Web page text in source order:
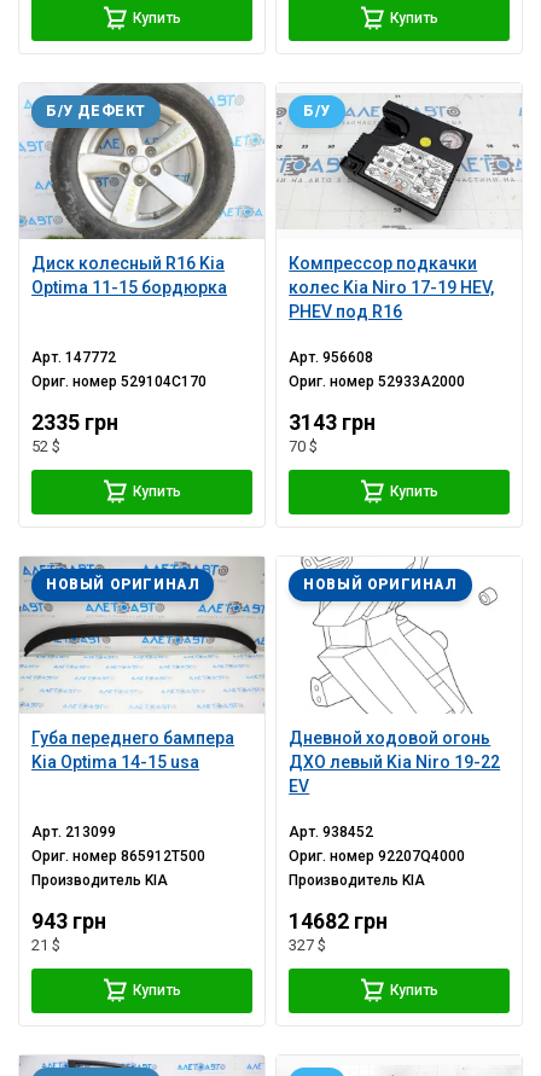
Купить Купить
Диск колесный R16 Kia
Optima 11-15 бордюрка
Б/У ДЕФЕКТ
Арт.147772
Ориг. номер529104C170
2335 грн
52 $
Купить
Компрессор подкачки
колес Kia Niro 17-19 HEV,
PHEV под R16
Б/У
Арт.956608
Ориг. номер52933A2000
3143 грн
70 $
Купить
Губа переднего бампера
Kia Optima 14-15 usa
НОВЫЙ ОРИГИНАЛ
Арт. 213099
Ориг. номер865912T500
Производитель KIA
943 грн
21 $
Купить
Дневной ходовой огонь
ДХО левый Kia Niro 19-22
EV
НОВЫЙ ОРИГИНАЛ
Арт.938452
Ориг. номер92207Q4000
Производитель KIA
14682 грн
327 $
Купить